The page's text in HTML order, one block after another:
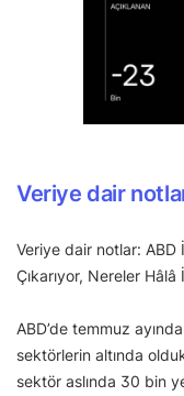
Veriye dair
Veriye dair notlar: ABD
Çıkarıyor, Nereler Hâlâ
ABD’de temmuz
sektörlerin altında
sektör aslında 30 bin